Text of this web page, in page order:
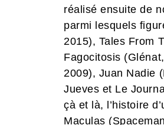
réalisé ensuite de
parmi lesquels
2015), Tales From
Fagocitosis
2009), Juan Nadie
Jueves et Le
çà et là, l’histoire
Maculas